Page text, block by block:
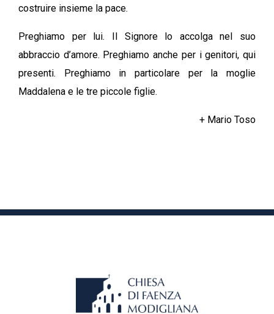
costruire insieme la pace.
Preghiamo per lui. Il Signore lo accolga nel suo
abbraccio d’amore. Preghiamo anche per i genitori, qui
presenti. Preghiamo in particolare per la moglie
Maddalena e le tre piccole figlie.
+ Mario Toso